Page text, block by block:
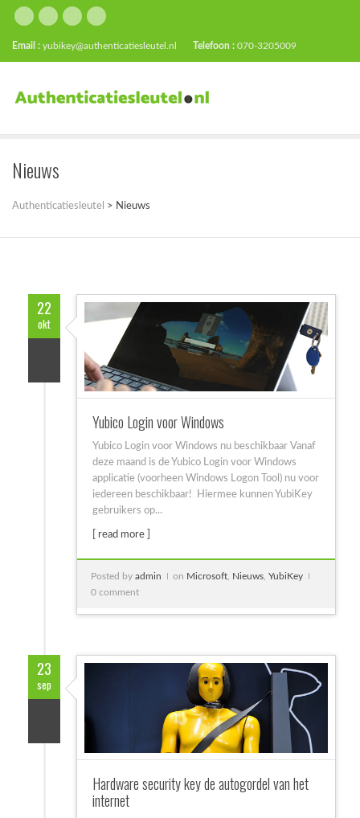
Email : yubikey@authenticatiesleutel.nl Telefoon : 070-3205009
Nieuws
Authenticatiesleutel > Nieuws
22
okt
Yubico Login voor Windows
Yubico Login voor Windows nu beschikbaar Vanaf
deze maand is de Yubico Login voor Windows
applicatie (voorheen Windows Logon Tool) nu voor
iedereen beschikbaar! Hiermee kunnen YubiKey
gebruikers op...
[ read more ]
Posted by admin on Microsoft, Nieuws, YubiKey
0 comment
23
sep
Hardware security key de autogordel van het
internet